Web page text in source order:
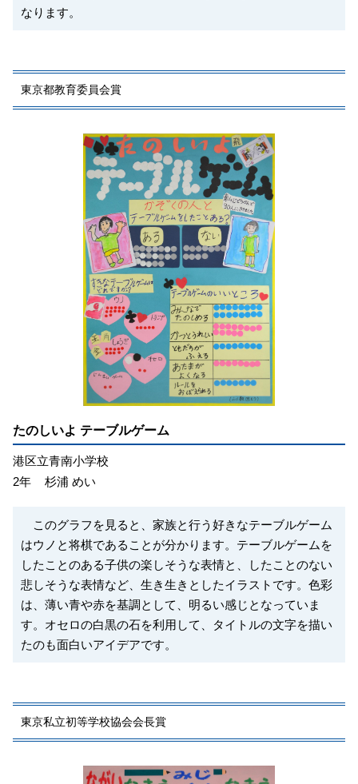
なります。
東京都教育委員会賞
たのしいよ テーブルゲーム
港区立青南小学校
2年
杉浦 めい
このグラフを見ると、家族と行う好きなテーブルゲーム
はウノと将棋であることが分かります。テーブルゲームを
したことのある子供の楽しそうな表情と、したことのない
悲しそうな表情など、生き生きとしたイラストです。色彩
は、薄い青や赤を基調として、明るい感じとなっていま
す。オセロの白黒の石を利用して、タイトルの文字を描い
たのも面白いアイデアです。
東京私立初等学校協会会長賞